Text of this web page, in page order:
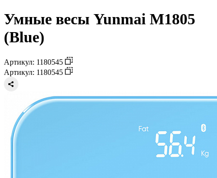
Умные весы Yunmai M1805
(Blue)
Артикул: 1180545
Артикул: 1180545